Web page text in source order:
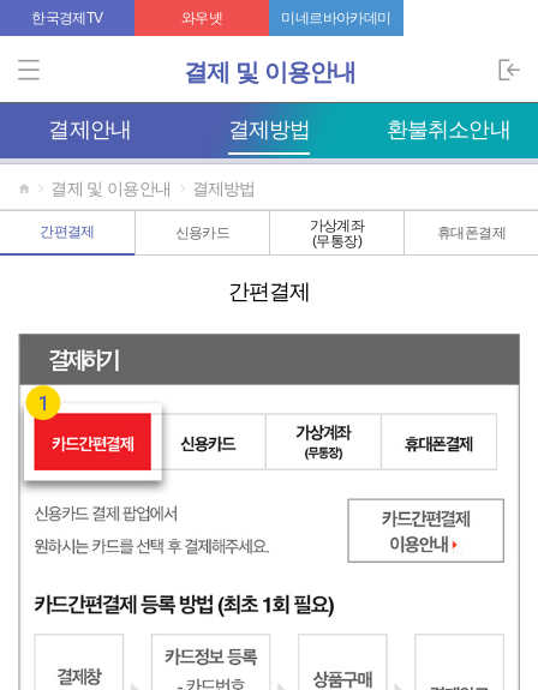
한국경제TV 와우넷 미네르바아카데미
결제및이용안내
결제안내 결제방법 환불취소안내
결제및이용안내 결제방법
간편결제 신용카드
가상계좌
(무통장)
휴대폰결제
간편결제